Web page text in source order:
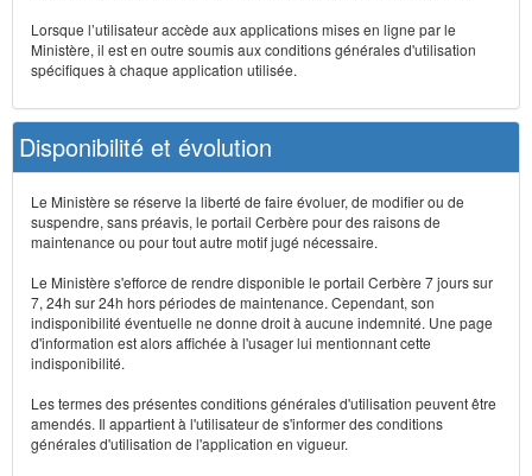
Lorsque l’utilisateur accède aux applications mises en ligne par le
Ministère, il est en outre soumis aux conditions générales d'utilisation
spécifiques à chaque application utilisée.
Disponibilité et évolution
Le Ministère se réserve la liberté de faire évoluer, de modifier ou de
suspendre, sans préavis, le portail Cerbère pour des raisons de
maintenance ou pour tout autre motif jugé nécessaire.
Le Ministère s'efforce de rendre disponible le portail Cerbère 7 jours sur
7, 24h sur 24h hors périodes de maintenance. Cependant, son
indisponibilité éventuelle ne donne droit à aucune indemnité. Une page
d'information est alors affichée à l'usager lui mentionnant cette
indisponibilité.
Les termes des présentes conditions générales d'utilisation peuvent être
amendés. Il appartient à l'utilisateur de s'informer des conditions
générales d'utilisation de l'application en vigueur.